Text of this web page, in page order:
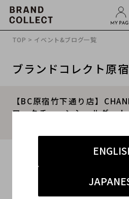
TOP > イベント&ブログ一覧
ブランドコレクト原
【BC原宿竹下通り店】
ロックチェーンショルダー
#ショルダートートバッグ